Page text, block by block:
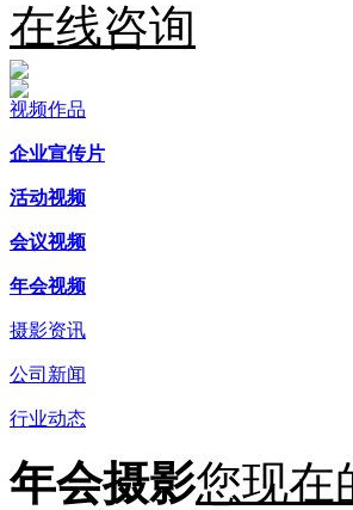
在线咨询
视频作品
企业宣传片
活动视频
会议视频
年会视频
摄影资讯
公司新闻
行业动态
年会摄影您现在